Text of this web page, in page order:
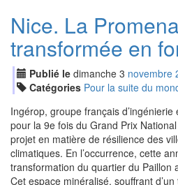
Nice. La
transformée en
Publié le dimanche 3 novembre
Catégories Pour la suite du
Ingérop, groupe français
pour la 9e fois du Grand Prix
projet en matière de résilience des
climatiques. En l’occurrence, cette
transformation du quartier du
Cet espace minéralisé, souffrant